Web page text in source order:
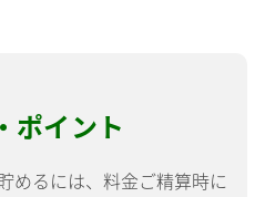
ポイント
めるには、料金ご精算時に